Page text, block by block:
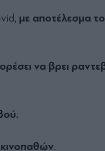
με αποτέλεσμα το
να βρει
.